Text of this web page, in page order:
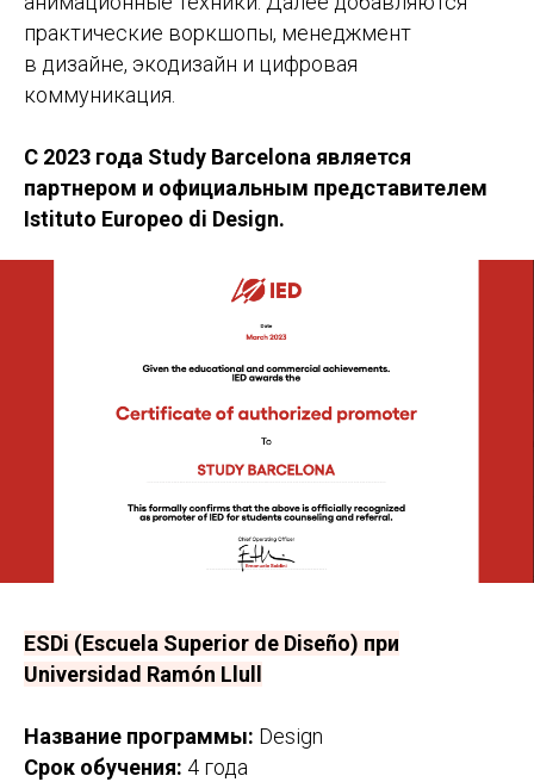
практические воркшопы, менеджмент
в дизайне, экодизайн и цифровая
коммуникация.
С 2023 года Study Barcelona является
партнером и официальным представителем
Istituto Europeo di Design.
ESDi (Escuela Superior de Diseño) при
Universidad Ramón Llull
Название программы: Design
Срок обучения: 4 года